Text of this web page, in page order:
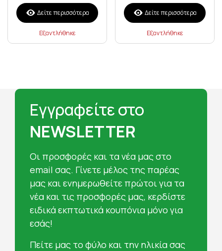
Δείτε περισσότερα
Εξαντλήθηκε
Δείτε περισσότερα
Εξαντλήθηκε
Εγγραφείτε στο
NEWSLETTER
Oι προσφορές και τα νέα μας στο
email σας. Γίνετε μέλος της παρέας
μας και ενημερωθείτε πρώτοι για τα
νέα και τις προσφορές μας, κερδίστε
ειδικά εκπτωτικά κουπόνια μόνο για
εσάς!
Πείτε μας το φύλο και την ηλικία σας